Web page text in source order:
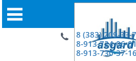
8 (383) 209-33-
8-913-724-06-
8-913-730-37-16